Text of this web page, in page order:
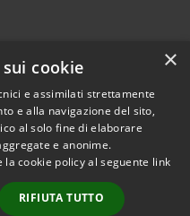
Copyright © 2026 • Comune di
Carovigno • Powered by
Municipium•
Accesso
×
cookie
e assimilati strettamente
e alla navigazione del sito,
al solo fine di elaborare
e anonime.
cookie policy al seguente link
RIFIUTA TUTTO